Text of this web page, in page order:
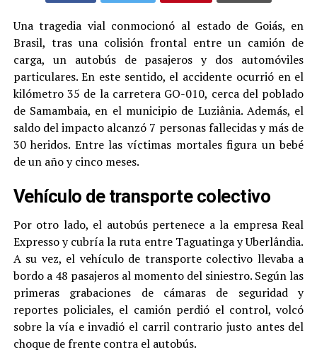
Una tragedia vial conmocionó al estado de Goiás, en
Brasil, tras una colisión frontal entre un camión de
carga, un autobús de pasajeros y dos automóviles
particulares. En este sentido, el accidente ocurrió en el
kilómetro 35 de la carretera GO-010, cerca del poblado
de Samambaia, en el municipio de Luziânia. Además, el
saldo del impacto alcanzó 7 personas fallecidas y más de
30 heridos. Entre las víctimas mortales figura un bebé
de un año y cinco meses.
Vehículo de transporte colectivo
Por otro lado, el autobús pertenece a la empresa Real
Expresso y cubría la ruta entre Taguatinga y Uberlândia.
A su vez, el vehículo de transporte colectivo llevaba a
bordo a 48 pasajeros al momento del siniestro. Según las
primeras grabaciones de cámaras de seguridad y
reportes policiales, el camión perdió el control, volcó
sobre la vía e invadió el carril contrario justo antes del
choque de frente contra el autobús.